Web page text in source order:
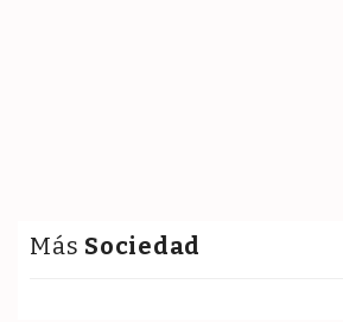
Más Sociedad